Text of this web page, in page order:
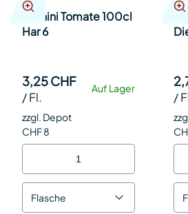
Granini Tomate 100cl
Har 6
Auf Lager
3,25 CHF
/Fl.
zzgl. Depot
CHF 8
Flasche
/